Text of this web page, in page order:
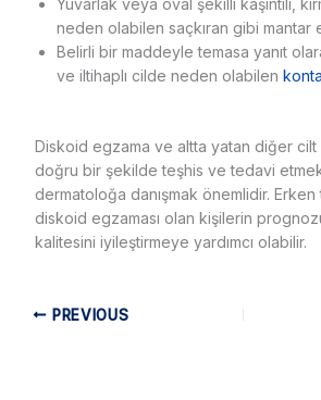
neden olabilen saçkıran gibi mantar
Belirli bir maddeyle temasa yanıt olarak
ve iltihaplı cilde neden olabilen
Diskoid egzama ve altta yatan diğer cilt
doğru bir şekilde teşhis ve tedavi
dermatoloğa danışmak önemlidir. Erken
diskoid egzaması olan kişilerin
kalitesini iyileştirmeye yardımcı olabilir.
PREVIOUS